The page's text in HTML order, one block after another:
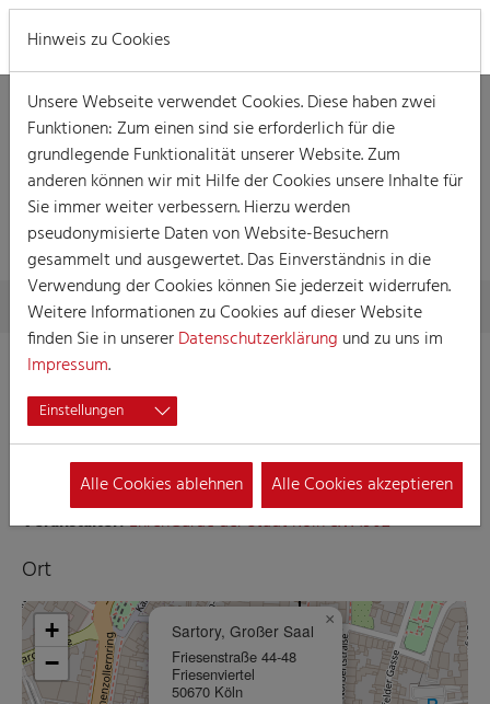
VERANSTALTUNG
Skip to main content
You are here:
Home Session Veranstaltungen Veranstaltung
Damensitzung der Ehrengarde
17.01.2023 17:45
Damensitzung
Sartory, Großer Saal
Veranstalter:EhrenGarde der Stadt Köln e.V. 1902
Ort
Sartory, Großer Saal
Friesenstraße 44-48
Friesenviertel
50670 Köln
×
+
−
Hinweis zu Cookies
Unsere Webseite verwendet Cookies. Diese haben zwei
Funktionen: Zum einen sind sie erforderlich für die
grundlegende Funktionalität unserer Website. Zum
anderen können wir mit Hilfe der Cookies unsere Inhalte für
Sie immer weiter verbessern. Hierzu werden
pseudonymisierte Daten von Website-Besuchern
gesammelt und ausgewertet. Das Einverständnis in die
Verwendung der Cookies können Sie jederzeit widerrufen.
Weitere Informationen zu Cookies auf dieser Website
finden Sie in unsererDatenschutzerklärung und zu uns im
Impressum.
Einstellungen
Alle Cookies ablehnen Alle Cookies akzeptieren